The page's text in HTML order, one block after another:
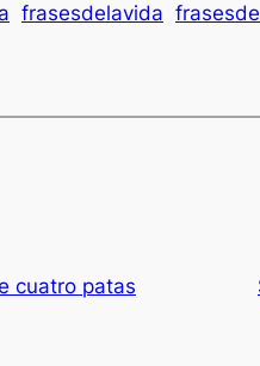
frasesdelavida
cuatro patas